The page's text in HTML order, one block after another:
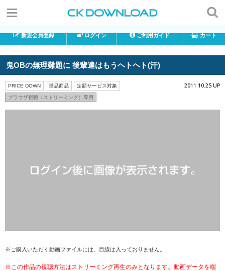
新規会員登録 ログイン ご利用ガイド カート
鬼OBの無理難題に 後輩達はもうヘトヘト(汗)
PRICE DOWN 単品商品 定額サービス対象
ブラウザ視聴（ストリーミング）専用
2011.10.25 UP
※ご購入いただく動画ファイルには、目線は入っておりません。
※この作品の視聴方法はストリーミング再生のみとなります。動画データを端